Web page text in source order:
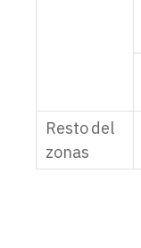
Resto del
zonas